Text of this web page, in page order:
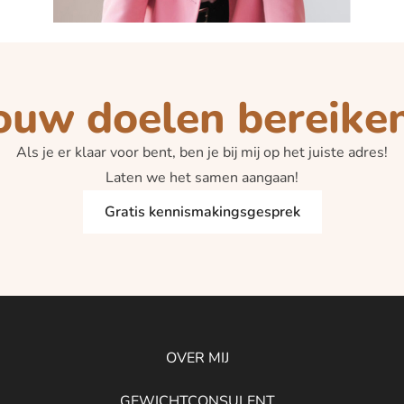
doelen
Als je er klaar voor bent, ben je bij mij op het juiste adres!
Laten we het samen aangaan!
Gratis kennismakingsgesprek
OVER MIJ